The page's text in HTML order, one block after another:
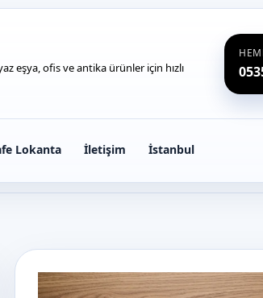
eşya, ofis ve antika ürünler için hızlı
Lokanta İletişim İstanbul